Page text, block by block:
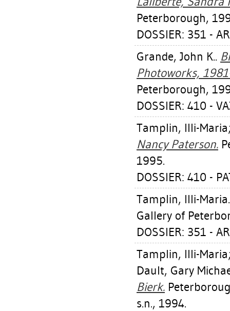
Peterborough,
DOSSIER: 351 -
Grande, John K..
Photoworks,
Peterborough,
DOSSIER: 410 -
Tamplin, Illi-Maria
Nancy Paterson.
1995.
DOSSIER: 410 -
Tamplin, Illi-Maria
Gallery of
DOSSIER: 351 -
Tamplin, Illi-Maria
Dault, Gary
Bierk.
s.n., 1994.